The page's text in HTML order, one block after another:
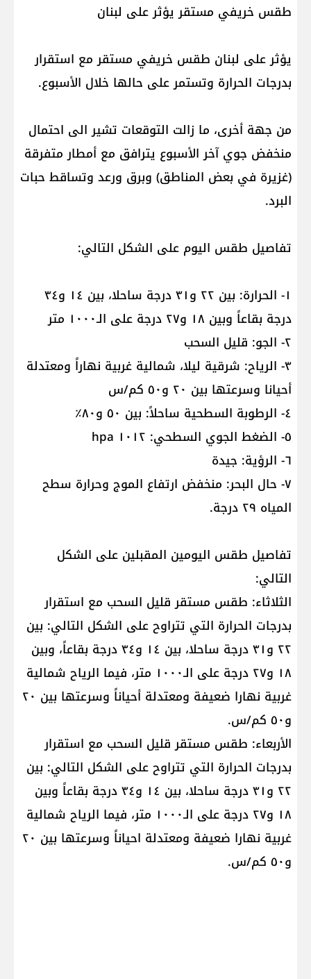
طقس خريفي مستقر يؤثر على لبنان
يؤثر على لبنان طقس خريفي مستقر مع استقرار
بدرجات الحرارة وتستمر على حالها خلال الأسبوع.
من جهة أخرى، ما زالت التوقعات تشير الى احتمال
منخفض جوي آخر الأسبوع يترافق مع أمطار متفرقة
(غزيرة في بعض المناطق) وبرق ورعد وتساقط حبات
البرد.
تفاصيل طقس اليوم على الشكل التالي:
١- الحرارة: بين ٢٢ و٣١ درجة ساحلا، بين ١٤ و٣٤
درجة بقاعاً وبين ١٨ و٢٧ درجة على الـ١٠٠٠ متر
٢- الجو: قليل السحب
٣- الرياح: شرقية ليلا، شمالية غربية نهاراً ومعتدلة
أحيانا وسرعتها بين ٢٠ و٥٠ كم/س
٤- الرطوبة السطحية ساحلاً: بين ٥٠ و٨٠٪؜
٥- الضغط الجوي السطحي: ١٠١٢ hpa
٦- الرؤية: جيدة
٧- حال البحر: منخفض ارتفاع الموج وحرارة سطح
المياه ٢٩ درجة.
تفاصيل طقس اليومين المقبلين على الشكل
التالي:
الثلاثاء: طقس مستقر قليل السحب مع استقرار
بدرجات الحرارة التي تتراوح على الشكل التالي: بين
٢٢ و٣١ درجة ساحلا، بين ١٤ و٣٤ درجة بقاعاً، وبين
١٨ و٢٧ درجة على الـ١٠٠٠ متر، فيما الرياح شمالية
غربية نهارا ضعيفة ومعتدلة أحياناً وسرعتها بين ٢٠
و٥٠ كم/س.
الأربعاء: طقس مستقر قليل السحب مع استقرار
بدرجات الحرارة التي تتراوح على الشكل التالي: بين
٢٢ و٣١ درجة ساحلا، بين ١٤ و٣٤ درجة بقاعاً وبين
١٨ و٢٧ درجة على الـ١٠٠٠ متر، فيما الرياح شمالية
غربية نهارا ضعيفة ومعتدلة احياناً وسرعتها بين ٢٠
و٥٠ كم/س.